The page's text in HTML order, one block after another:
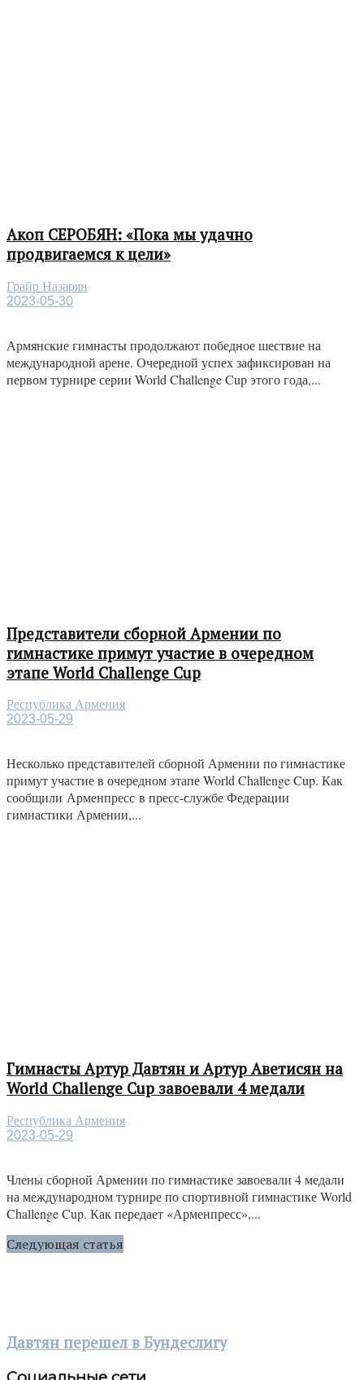
Акоп СЕРОБЯН: «Пока мы удачно
продвигаемся к цели»
Грайр Назарян
2023-05-30
Армянские гимнасты продолжают победное шествие на
международной арене. Очередной успех зафиксирован на
первом турнире серии World Challenge Cup этого года,...
Представители сборной Армении по
гимнастике примут участие в очередном
этапе World Challenge Cup
Республика Армения
2023-05-29
Несколько представителей сборной Армении по гимнастике
примут участие в очередном этапе World Challenge Cup. Как
сообщили Арменпресс в пресс-службе Федерации
гимнастики Армении,...
Гимнасты Артур Давтян и Артур Аветисян на
World Challenge Cup завоевали 4 медали
Республика Армения
2023-05-29
Члены сборной Армении по гимнастике завоевали 4 медали
на международном турнире по спортивной гимнастике World
Challenge Cup. Как передает «Арменпресс»,...
Следующая статья
Давтян перешел в Бундеслигу